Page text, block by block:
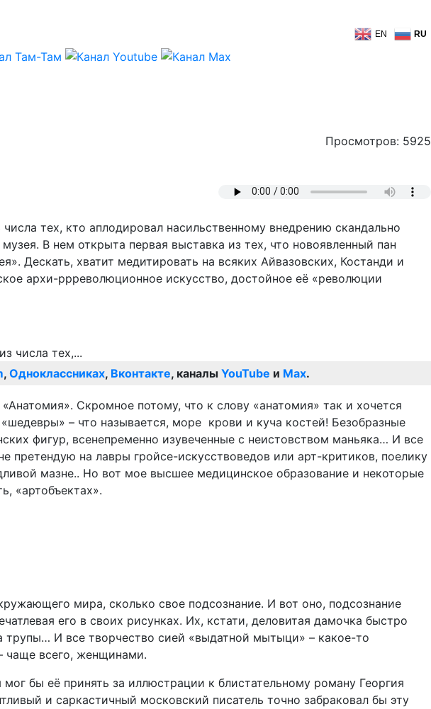
EN RU
Просмотров: 5925
тех, кто аплодировал насильственному внедрению скандально
В нем открыта первая выставка из тех, что новоявленный пан
Дескать, хватит медитировать на всяких Айвазовских, Костанди и
архи-ррреволюционное искусство, достойное её «революции
, Одноклассниках, Вконтакте, каналы YouTube и Max.
Скромное потому, что к слову «анатомия» так и хочется
– что называется, море крови и куча костей! Безобразные
фигур, всенепременно изувеченные с неистовством маньяка… И все
на лавры гройсе-искусствоведов или арт-критиков, поелику
мазне.. Но вот мое высшее медицинское образование и некоторые
«артобъектах».
мира, сколько свое подсознание. И вот оно, подсознание
его в своих рисунках. Их, кстати, деловитая дамочка быстро
И все творчество сией «выдатной мытыци» – какое-то
чаще всего, женщинами.
бы её принять за иллюстрации к блистательному роману Георгия
и саркастичный московский писатель точно забраковал бы эту